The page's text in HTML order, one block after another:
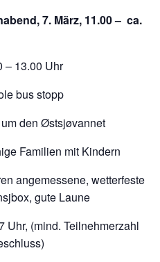
7. März, 11.00 – ca.
13.00 Uhr
stopp
Østsjøvannet
mit Kindern
angemessene, wetterfeste
gute Laune
Uhr, (mind. Teilnehmerzahl